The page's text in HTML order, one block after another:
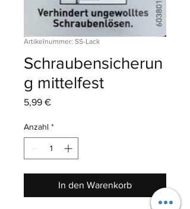
Artikelnummer: SS-Lack
Schraubensicherun
g mittelfest
5,99 €Preis
Anzahl *
In den Warenkorb